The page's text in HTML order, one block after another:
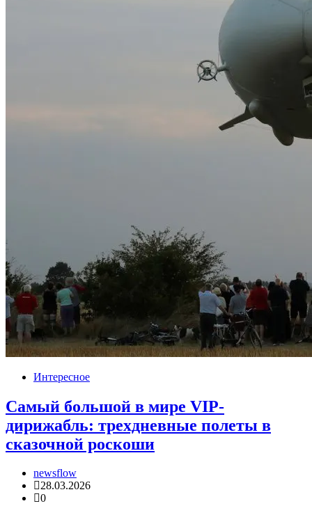
Интересное
Самый большой в мире VIP-
дирижабль: трехдневные полеты в
сказочной роскоши
newsflow
28.03.2026
0